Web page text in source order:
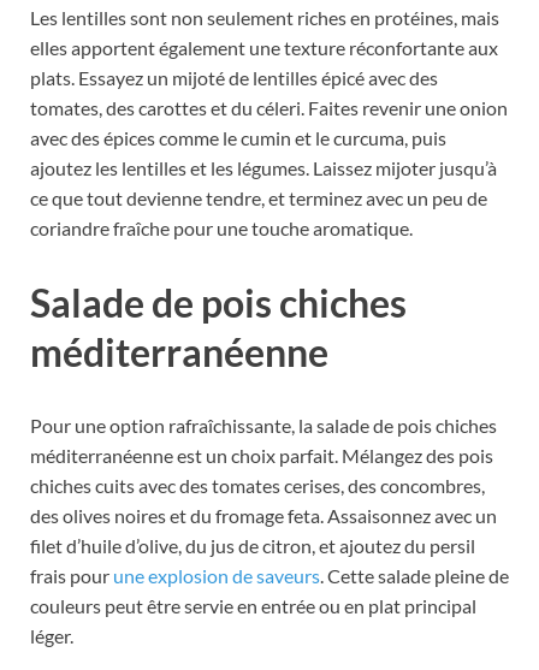
Les lentilles sont non seulement riches en protéines, mais
elles apportent également une texture réconfortante aux
plats. Essayez un mijoté de lentilles épicé avec des
tomates, des carottes et du céleri. Faites revenir une onion
avec des épices comme le cumin et le curcuma, puis
ajoutez les lentilles et les légumes. Laissez mijoter jusqu’à
ce que tout devienne tendre, et terminez avec un peu de
coriandre fraîche pour une touche aromatique.
Salade de pois chiches
méditerranéenne
Pour une option rafraîchissante, la salade de pois chiches
méditerranéenne est un choix parfait. Mélangez des pois
chiches cuits avec des tomates cerises, des concombres,
des olives noires et du fromage feta. Assaisonnez avec un
filet d’huile d’olive, du jus de citron, et ajoutez du persil
frais pour une explosion de saveurs. Cette salade pleine de
couleurs peut être servie en entrée ou en plat principal
léger.